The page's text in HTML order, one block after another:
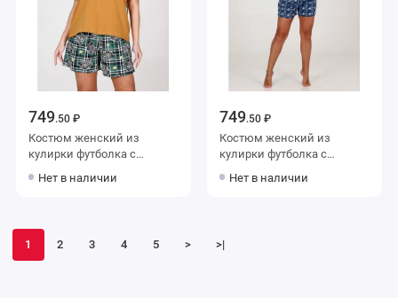
749.50 ₽
Костюм женский из
кулирки футболка с
Нет в наличии
749.50 ₽
Костюм женский из
кулирки футболка с
Нет в наличии
1 2 3 4 5 > >|